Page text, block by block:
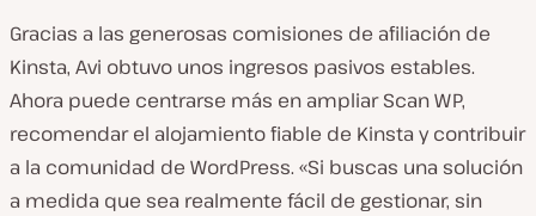
Gracias a las generosas comisiones de afiliación de
Kinsta, Avi obtuvo unos ingresos pasivos estables.
Ahora puede centrarse más en ampliar Scan WP,
recomendar el alojamiento fiable de Kinsta y contribuir
a la comunidad de WordPress. «Si buscas una solución
a medida que sea realmente fácil de gestionar, sin